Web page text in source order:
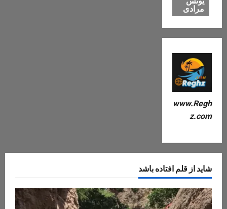
مرادی
www.Regh
z.com
شاید از قلم افتاده باشد